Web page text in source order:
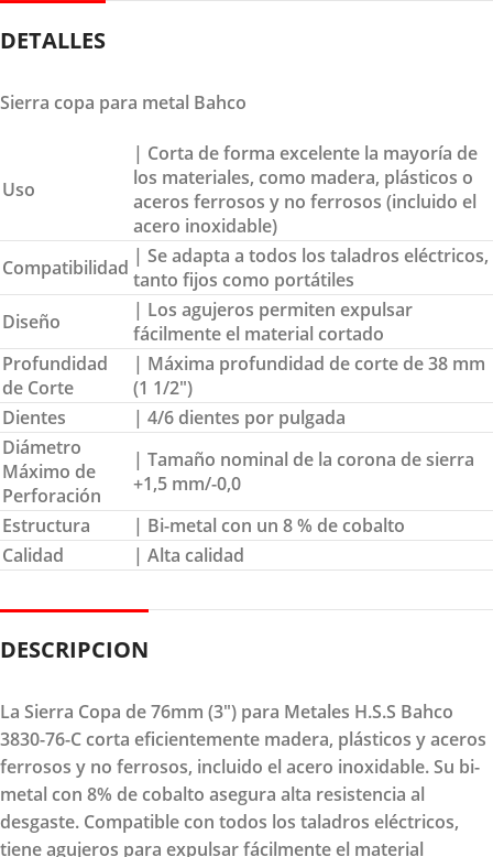
DETALLES
Sierra copa para metal Bahco
Uso
| Corta de forma excelente la mayoría de
los materiales, como madera, plásticos o
aceros ferrosos y no ferrosos (incluido el
acero inoxidable)
Compatibilidad | Se adapta a todos los taladros eléctricos,
tanto fijos como portátiles
Diseño
| Los agujeros permiten expulsar
fácilmente el material cortado
Profundidad
de Corte
| Máxima profundidad de corte de 38 mm
(1 1/2″)
Dientes
| 4/6 dientes por pulgada
Diámetro
Máximo de
Perforación
| Tamaño nominal de la corona de sierra
+1,5 mm/-0,0
Estructura
| Bi-metal con un 8 % de cobalto
Calidad
| Alta calidad
DESCRIPCION
La Sierra Copa de 76mm (3") para Metales H.S.S Bahco
3830-76-C corta eficientemente madera, plásticos y aceros
ferrosos y no ferrosos, incluido el acero inoxidable. Su bi-
metal con 8% de cobalto asegura alta resistencia al
desgaste. Compatible con todos los taladros eléctricos,
tiene agujeros para expulsar fácilmente el material